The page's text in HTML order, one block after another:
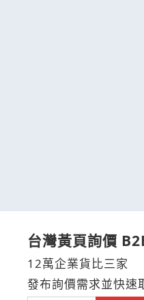
台灣黃頁詢價
12萬企業貨比三家
發布詢價需求並快速